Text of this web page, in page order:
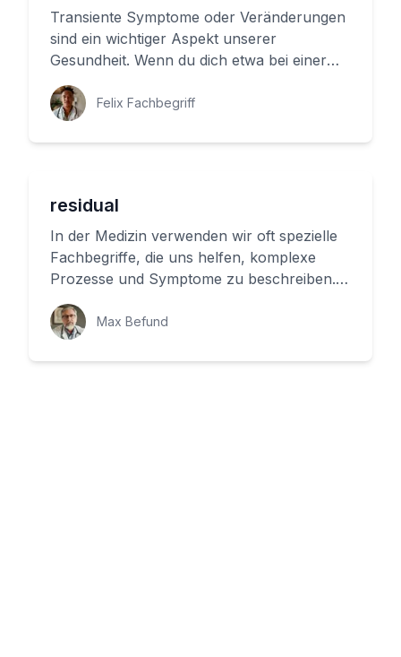
Transiente Symptome oder Veränderungen
sind ein wichtiger Aspekt unserer
Gesundheit. Wenn du dich etwa bei einer
Grippe oder einem Virus erkennbar änd...
Felix Fachbegriff
residual
In der Medizin verwenden wir oft spezielle
Fachbegriffe, die uns helfen, komplexe
Prozesse und Symptome zu beschreiben.
Eines dieser Wörter ist 'Resid...
Max Befund